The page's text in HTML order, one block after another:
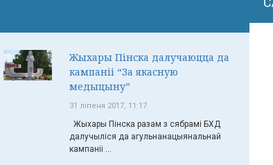
Жыхары Пінска далучаюцца да
кампаніі “За якасную
медыцыну”
31 ліпеня 2017, 11:17
Жыхары Пінска разам з сябрамі БХД
далучыліся да агульнанацыянальнай
кампаніі ...